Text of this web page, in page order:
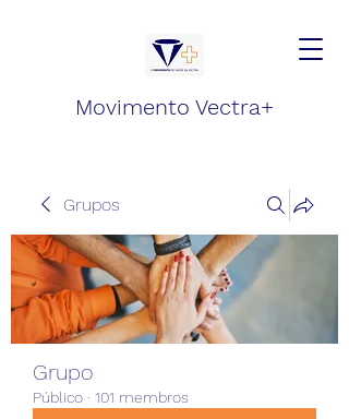
Movimento Vectra+
Grupos
Grupo
Público · 101 membros